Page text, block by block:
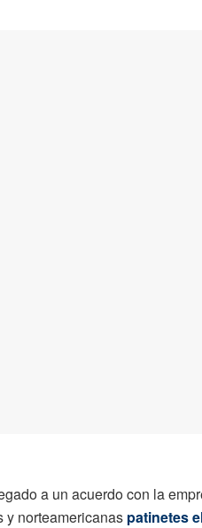
a un acuerdo con la
y norteamericanas patinetes